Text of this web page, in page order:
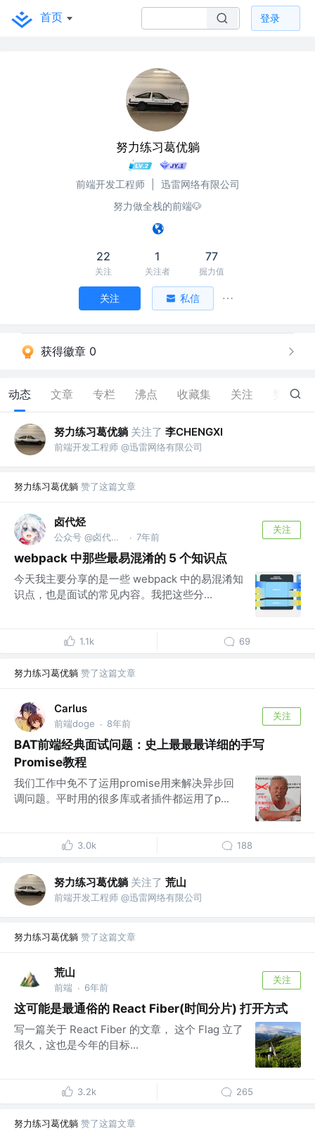
首页 登录
努力练习葛优躺
前端开发工程师
迅雷网络有限公司
努力做全栈的前端🐶
22
关注
1
关注者
77
掘力值
关注 私信
获得徽章 0
动态 文章 专栏 沸点 收藏集 关注 47
努力练习葛优躺 关注了 李CHENGXI
前端开发工程师 @迅雷网络有限公司
努力练习葛优躺 赞了这篇文章
卤代烃
公众号 @卤代烃实验室 · 7年前
关注
webpack 中那些最易混淆的 5 个知识点
今天我主要分享的是一些 webpack 中的易混淆知
识点，也是面试的常见内容。我把这些分...
1.1k 69
努力练习葛优躺 赞了这篇文章
Carlus
前端doge · 8年前
关注
BAT前端经典面试问题：史上最最最详细的手写
Promise教程
我们工作中免不了运用promise用来解决异步回
调问题。平时用的很多库或者插件都运用了p...
3.0k 188
努力练习葛优躺 关注了 荒山
前端开发工程师 @迅雷网络有限公司
努力练习葛优躺 赞了这篇文章
荒山
前端 · 6年前
关注
这可能是最通俗的 React Fiber(时间分片) 打开方式
写一篇关于 React Fiber 的文章， 这个 Flag 立了
很久，这也是今年的目标...
3.2k 265
努力练习葛优躺 赞了这篇文章